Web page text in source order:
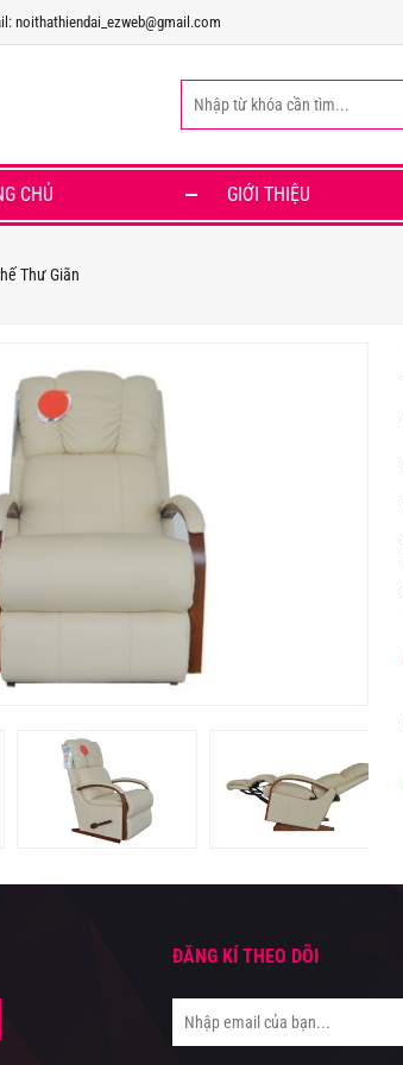
noithathiendai_ezweb@gmail.com
CHỦ GIỚI THIỆU
Thư Giãn
ĐĂNG KÍ THEO DÕI